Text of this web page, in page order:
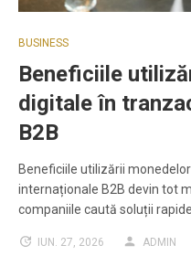
BUSINESS
Beneficiile
digitale în
B2B
Beneficiile utilizării
internaționale B2B devin tot
companiile caută soluții
IUN. 27, 2026 ADMIN